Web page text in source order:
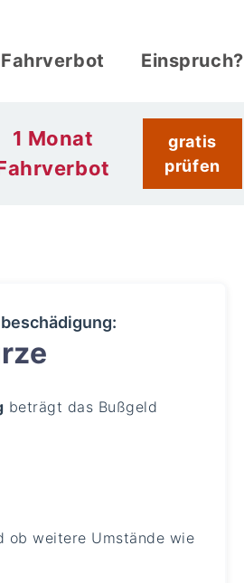
Fahrverbot Einspruch?
1 Monat
gratis
prüfen
beträgt das Bußgeld
ob weitere Umstände wie